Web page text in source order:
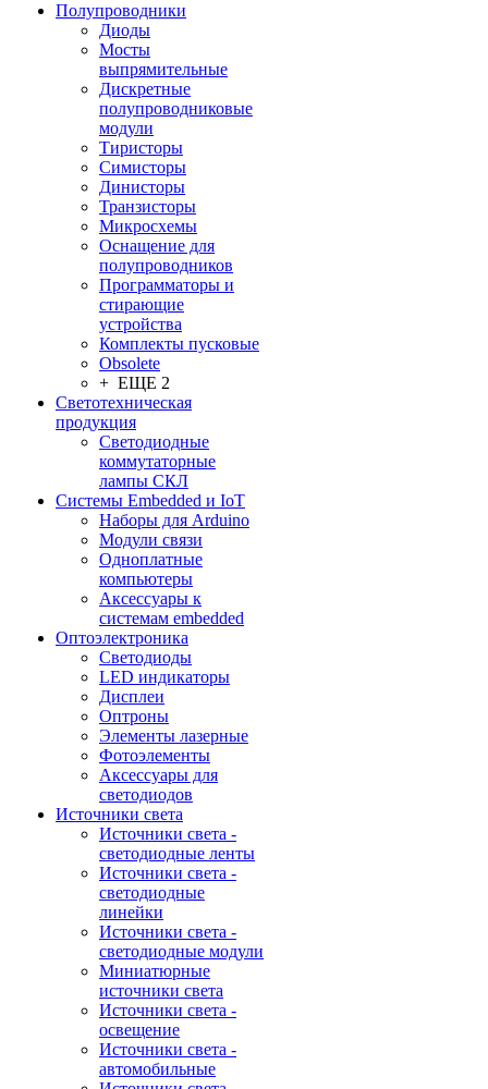
Полупроводники
Диоды
Мосты
выпрямительные
Дискретные
полупроводниковые
модули
Тиристоры
Симисторы
Динисторы
Транзисторы
Микросхемы
Оснащение для
полупроводников
Программаторы и
стирающие
устройства
Комплекты пусковые
Obsolete
+ ЕЩЕ 2
Светотехническая
продукция
Светодиодные
коммутаторные
лампы СКЛ
Системы Embedded и IoT
Наборы для Arduino
Модули связи
Одноплатные
компьютеры
Аксессуары к
системам embedded
Oптоэлектроника
Светодиоды
LED индикаторы
Дисплеи
Оптроны
Элементы лазерные
Фотоэлементы
Аксессуары для
светодиодов
Источники света
Источники света -
светодиодные ленты
Источники света -
светодиодные
линейки
Источники света -
светодиодные модули
Миниатюрные
источники света
Источники света -
освещение
Источники света -
автомобильные